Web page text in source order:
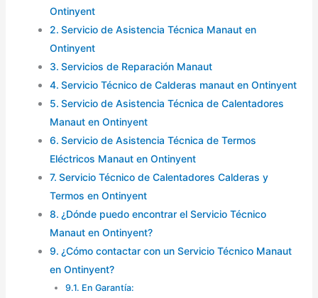
Ontinyent
Servicio de Asistencia Técnica Manaut en
Ontinyent
Servicios de Reparación Manaut
Servicio Técnico de Calderas manaut en Ontinyent
Servicio de Asistencia Técnica de Calentadores
Manaut en Ontinyent
Servicio de Asistencia Técnica de Termos
Eléctricos Manaut en Ontinyent
Servicio Técnico de Calentadores Calderas y
Termos en Ontinyent
¿Dónde puedo encontrar el Servicio Técnico
Manaut en Ontinyent?
¿Cómo contactar con un Servicio Técnico Manaut
en Ontinyent?
En Garantía: